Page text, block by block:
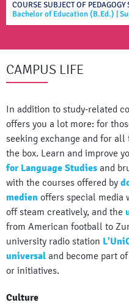
COURSE SUBJECT OF PEDAGOGY
Bachelor of Education (B.Ed.)
CAMPUS LIFE
In addition to study-related
offers you a lot more: for
seeking exchange and for
the box. Learn and improve
for Language Studies and
with the courses offered by
medien offers special media
off steam creatively, and the
from American football to
university radio station
universal and become part
or initiatives.
Culture